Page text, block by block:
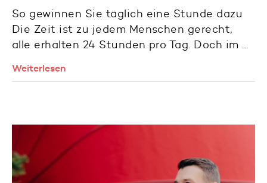
So gewinnen Sie täglich eine Stunde dazu
Die Zeit ist zu jedem Menschen gerecht,
alle erhalten 24 Stunden pro Tag. Doch im …
Weiterlesen